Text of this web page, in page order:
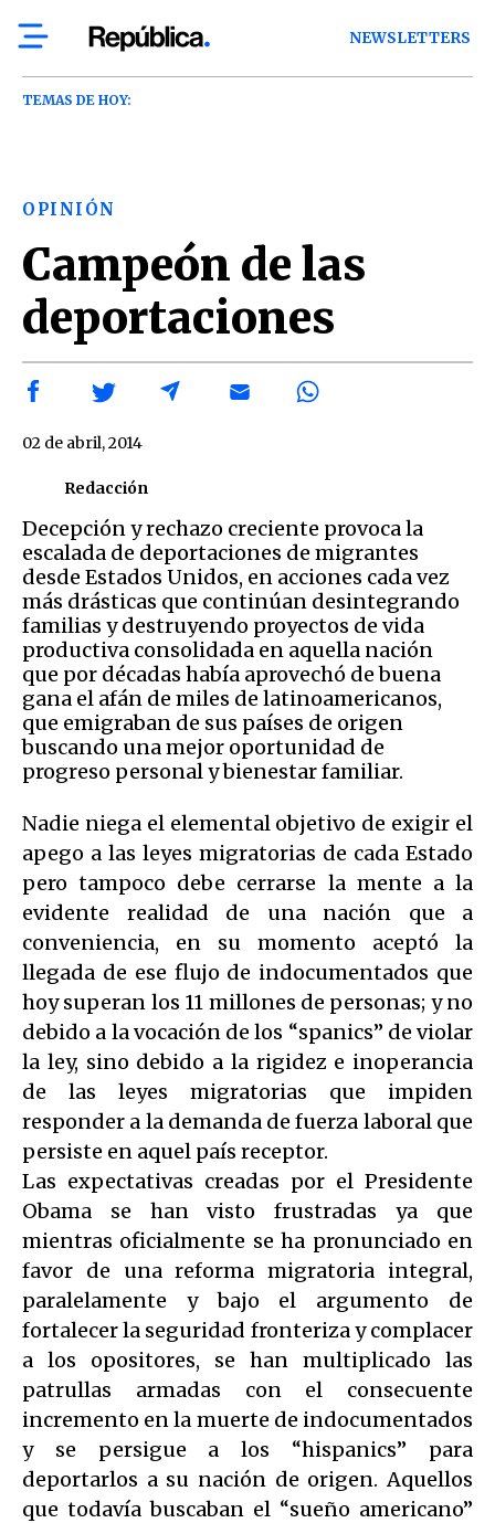
NEWSLETTERS
TEMAS DE HOY:
OPINIÓN
Campeón de las
deportaciones
Redacción
02 de abril, 2014
Decepción y rechazo creciente provoca la
escalada de deportaciones de migrantes
desde Estados Unidos, en acciones cada vez
más drásticas que continúan desintegrando
familias y destruyendo proyectos de vida
productiva consolidada en aquella nación
que por décadas había aprovechó de buena
gana el afán de miles de latinoamericanos,
que emigraban de sus países de origen
buscando una mejor oportunidad de
progreso personal y bienestar familiar.
Nadie niega el elemental objetivo de exigir el
apego a las leyes migratorias de cada Estado
pero tampoco debe cerrarse la mente a la
evidente realidad de una nación que a
conveniencia, en su momento aceptó la
llegada de ese flujo de indocumentados que
hoy superan los 11 millones de personas; y no
debido a la vocación de los “spanics” de violar
la ley, sino debido a la rigidez e inoperancia
de las leyes migratorias que impiden
responder a la demanda de fuerza laboral que
persiste en aquel país receptor.
Las expectativas creadas por el Presidente
Obama se han visto frustradas ya que
mientras oficialmente se ha pronunciado en
favor de una reforma migratoria integral,
paralelamente y bajo el argumento de
fortalecer la seguridad fronteriza y complacer
a los opositores, se han multiplicado las
patrullas armadas con el consecuente
incremento en la muerte de indocumentados
y se persigue a los “hispanics” para
deportarlos a su nación de origen. Aquellos
que todavía buscaban el “sueño americano”